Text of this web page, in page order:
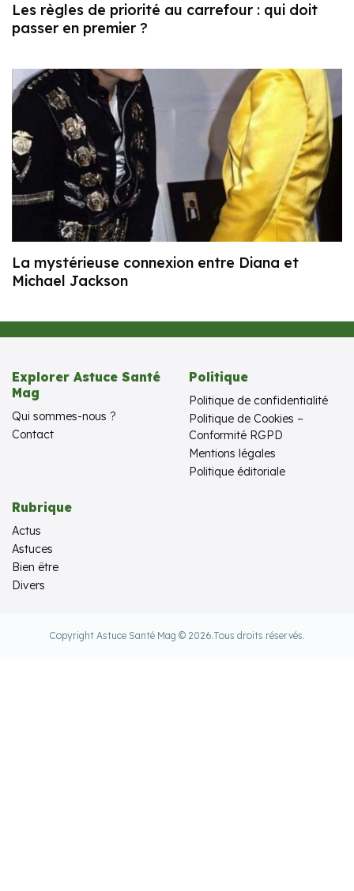
Les règles de priorité au carrefour : qui doit
passer en premier ?
La mystérieuse connexion entre Diana et
Michael Jackson
Explorer Astuce Santé
Mag
Qui sommes-nous ?
Contact
Politique
Politique de confidentialité
Politique de Cookies –
Conformité RGPD
Mentions légales
Politique éditoriale
Rubrique
Actus
Astuces
Bien être
Divers
Copyright Astuce Santé Mag © 2026.Tous droits réservés.